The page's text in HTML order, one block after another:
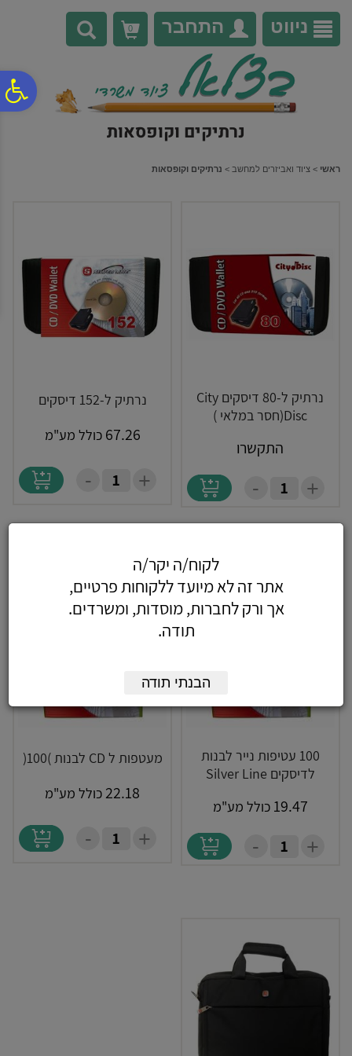
נגישות
אתר
המרכזי
ניווט התחבר 0
נרתיקים וקופסאות
ראשי > ציוד ואביזרים למחשב > נרתיקים וקופסאות
נרתיק ל-80 דיסקים City
Disc(חסר במלאי )
התקשרו
+
-
נרתיק ל-152 דיסקים
67.26 כולל מע"מ
+
-
100 עטיפות נייר לבנות
לדיסקים Silver Line
19.47 כולל מע"מ
+
-
מעטפות ל CD לבנות )100(
22.18כולל מע"מ
+
-
לקוח/ה יקר/ה
אתר זה לא מיועד ללקוחות פרטיים,
אך ורק לחברות, מוסדות, ומשרדים.
תודה.
הבנתי תודה